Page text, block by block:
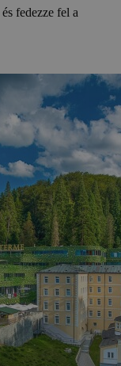
és fedezze fel a